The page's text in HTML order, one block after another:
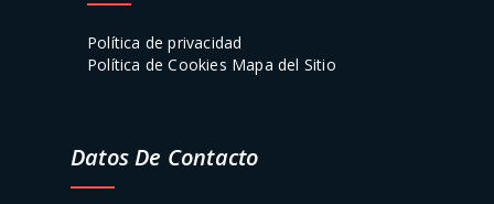
Política de privacidad
Política de Cookies Mapa del Sitio
Datos De Contacto